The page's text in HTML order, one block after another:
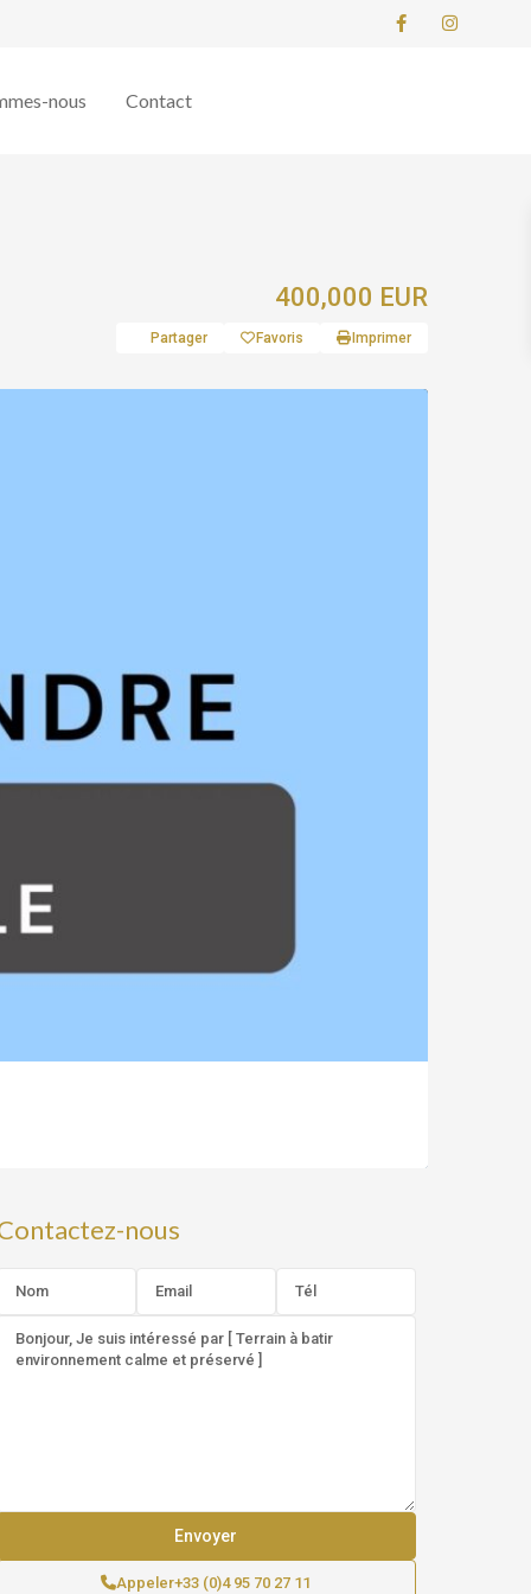
nous Contact
400,000 EUR
Partager Favoris Imprimer
nous
Appeler+33 (0)4 95 70 27 11